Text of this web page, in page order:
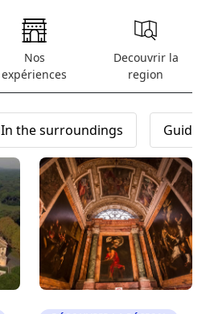
Nos
expériences
Decouvrir la
region
In the surroundings